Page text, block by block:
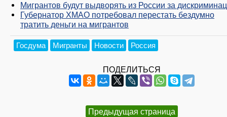
Мигрантов будут выдворять из России за
Губернатор ХМАО потребовал перестать бездумно
тратить деньги на мигрантов
Госдума Мигранты Новости Россия
ПОДЕЛИТЬСЯ
Предыдущая страница